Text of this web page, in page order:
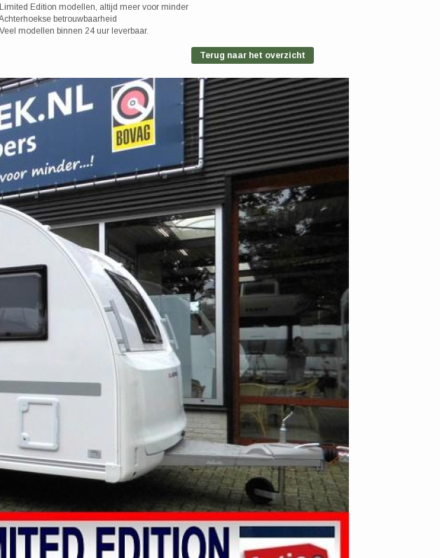
Edition modellen, altijd meer voor minder
betrouwbaarheid
modellen binnen 24 uur leverbaar.
Terug naar het overzicht